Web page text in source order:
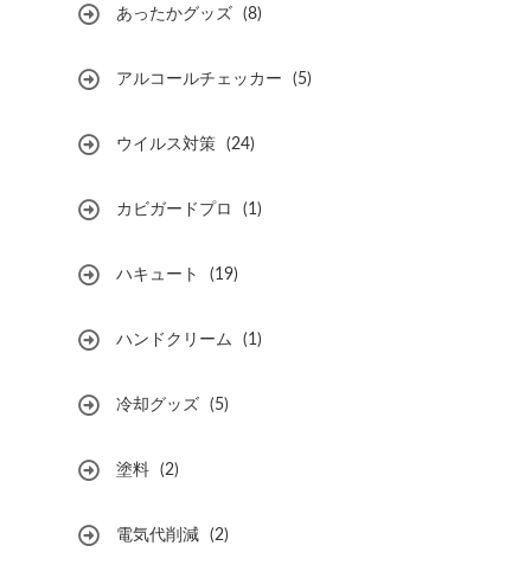
あったかグッズ (8)
アルコールチェッカー (5)
ウイルス対策 (24)
カビガードプロ (1)
ハキュート (19)
ハンドクリーム (1)
冷却グッズ (5)
塗料 (2)
電気代削減 (2)